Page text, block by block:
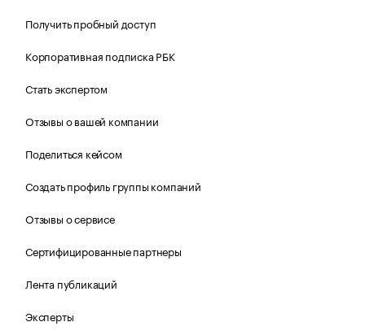
Получить пробный доступ
Корпоративная подписка РБК
Стать экспертом
Отзывы о вашей компании
Поделиться кейсом
Создать профиль группы компаний
Отзывы о сервисе
Сертифицированные партнеры
Лента публикаций
Эксперты